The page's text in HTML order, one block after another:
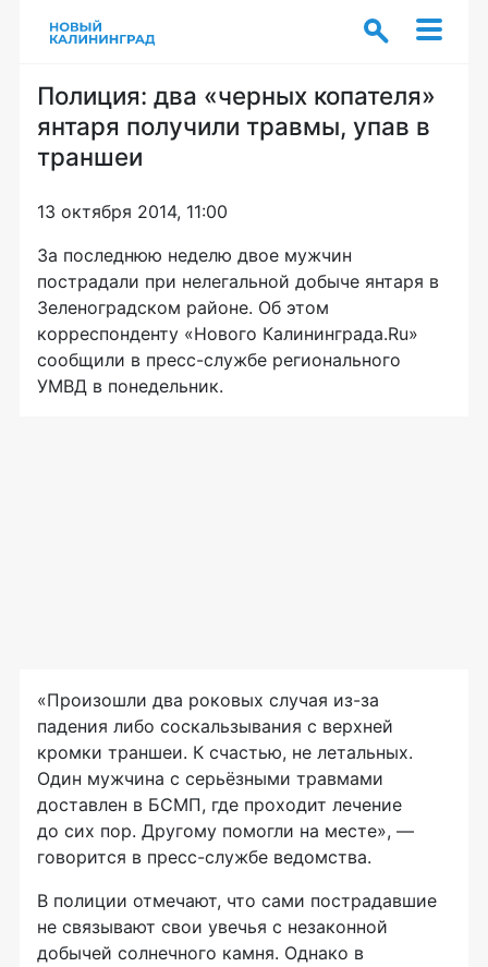
Полиция: два «черных копателя»
янтаря получили травмы, упав в
траншеи
13 октября 2014, 11:00
За последнюю неделю двое мужчин
пострадали при нелегальной добыче янтаря в
Зеленоградском районе. Об этом
корреспонденту «Нового Калининграда.Ru»
сообщили в пресс-службе регионального
УМВД в понедельник.
«Произошли два роковых случая из-за
падения либо соскальзывания с верхней
кромки траншеи. К счастью, не летальных.
Один мужчина с серьёзными травмами
доставлен в БСМП, где проходит лечение
до сих пор. Другому помогли на месте», —
говорится в пресс-службе ведомства.
В полиции отмечают, что сами пострадавшие
не связывают свои увечья с незаконной
добычей солнечного камня. Однако в